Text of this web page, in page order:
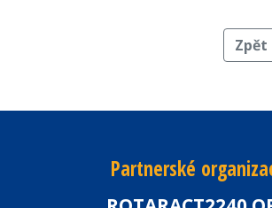
Partnerské